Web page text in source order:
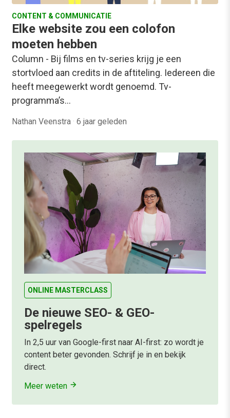
CONTENT & COMMUNICATIE
Elke website zou een colofon
moeten hebben
Column - Bij films en tv-series krijg je een
stortvloed aan credits in de aftiteling. Iedereen die
heeft meegewerkt wordt genoemd. Tv-
programma’s…
Nathan Veenstra · 6 jaar geleden
ONLINE MASTERCLASS
De nieuwe SEO- & GEO-
spelregels
In 2,5 uur van Google-first naar AI-first: zo wordt je
content beter gevonden. Schrijf je in en bekijk
direct.
Meer weten